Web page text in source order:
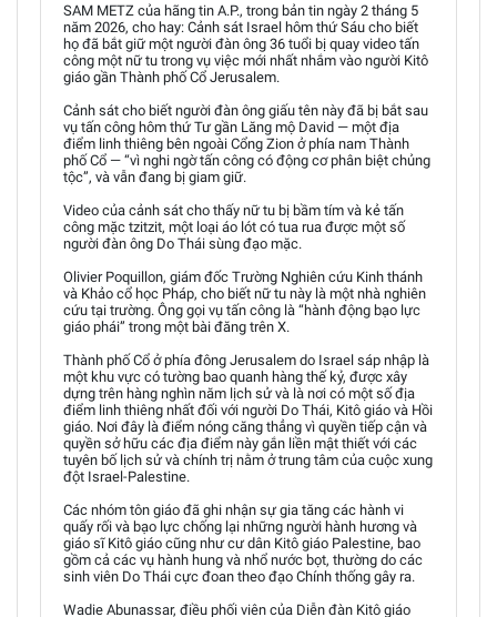
SAM METZ của hãng tin A.P., trong bản tin ngày 2 tháng 5
năm 2026, cho hay: Cảnh sát Israel hôm thứ Sáu cho biết
họ đã bắt giữ một người đàn ông 36 tuổi bị quay video tấn
công một nữ tu trong vụ việc mới nhất nhắm vào người Kitô
giáo gần Thành phố Cổ Jerusalem.
Cảnh sát cho biết người đàn ông giấu tên này đã bị bắt sau
vụ tấn công hôm thứ Tư gần Lăng mộ David — một địa
điểm linh thiêng bên ngoài Cổng Zion ở phía nam Thành
phố Cổ — “vì nghi ngờ tấn công có động cơ phân biệt chủng
tộc”, và vẫn đang bị giam giữ.
Video của cảnh sát cho thấy nữ tu bị bầm tím và kẻ tấn
công mặc tzitzit, một loại áo lót có tua rua được một số
người đàn ông Do Thái sùng đạo mặc.
Olivier Poquillon, giám đốc Trường Nghiên cứu Kinh thánh
và Khảo cổ học Pháp, cho biết nữ tu này là một nhà nghiên
cứu tại trường. Ông gọi vụ tấn công là “hành động bạo lực
giáo phái” trong một bài đăng trên X.
Thành phố Cổ ở phía đông Jerusalem do Israel sáp nhập là
một khu vực có tường bao quanh hàng thế kỷ, được xây
dựng trên hàng nghìn năm lịch sử và là nơi có một số địa
điểm linh thiêng nhất đối với người Do Thái, Kitô giáo và Hồi
giáo. Nơi đây là điểm nóng căng thẳng vì quyền tiếp cận và
quyền sở hữu các địa điểm này gắn liền mật thiết với các
tuyên bố lịch sử và chính trị nằm ở trung tâm của cuộc xung
đột Israel-Palestine.
Các nhóm tôn giáo đã ghi nhận sự gia tăng các hành vi
quấy rối và bạo lực chống lại những người hành hương và
giáo sĩ Kitô giáo cũng như cư dân Kitô giáo Palestine, bao
gồm cả các vụ hành hung và nhổ nước bọt, thường do các
sinh viên Do Thái cực đoan theo đạo Chính thống gây ra.
Wadie Abunassar, điều phối viên của Diễn đàn Kitô giáo